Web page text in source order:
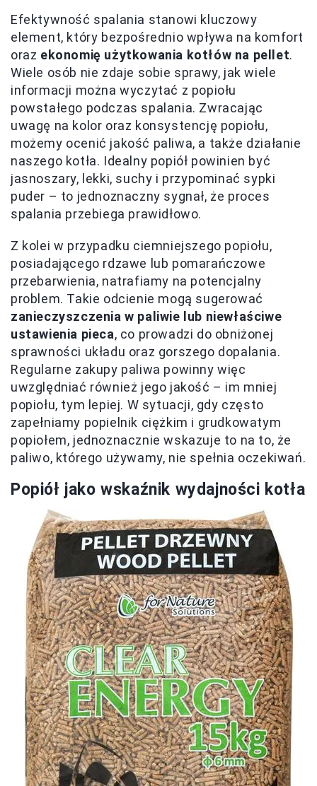
Efektywność spalania stanowi kluczowy
element, który bezpośrednio wpływa na komfort
oraz ekonomię użytkowania kotłów na pellet.
Wiele osób nie zdaje sobie sprawy, jak wiele
informacji można wyczytać z popiołu
powstałego podczas spalania. Zwracając
uwagę na kolor oraz konsystencję popiołu,
możemy ocenić jakość paliwa, a także działanie
naszego kotła. Idealny popiół powinien być
jasnoszary, lekki, suchy i przypominać sypki
puder – to jednoznaczny sygnał, że proces
spalania przebiega prawidłowo.
Z kolei w przypadku ciemniejszego popiołu,
posiadającego rdzawe lub pomarańczowe
przebarwienia, natrafiamy na potencjalny
problem. Takie odcienie mogą sugerować
zanieczyszczenia w paliwie lub niewłaściwe
ustawienia pieca, co prowadzi do obniżonej
sprawności układu oraz gorszego dopalania.
Regularne zakupy paliwa powinny więc
uwzględniać również jego jakość – im mniej
popiołu, tym lepiej. W sytuacji, gdy często
zapełniamy popielnik ciężkim i grudkowatym
popiołem, jednoznacznie wskazuje to na to, że
paliwo, którego używamy, nie spełnia oczekiwań.
Popiół jako wskaźnik wydajności kotła